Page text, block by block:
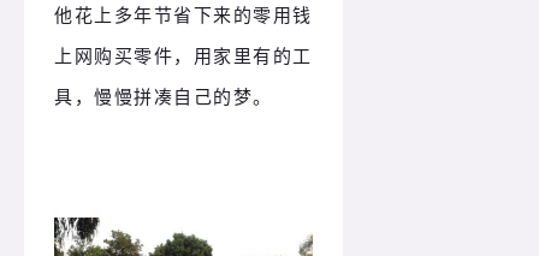
他花上多年节省下来的零用钱
上网购买零件，用家里有的工
具，慢慢拼凑自己的梦。